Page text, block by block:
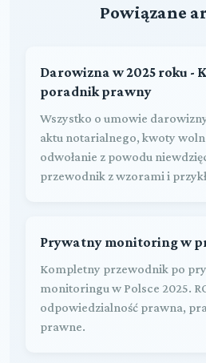
Powiązane
Darowizna w 2025 roku -
poradnik prawny
Wszystko o umowie
aktu notarialnego, kwoty
odwołanie z powodu
przewodnik z wzorami i
Prywatny monitoring w
Kompletny przewodnik po
monitoringu w Polsce 2025.
odpowiedzialność prawna,
prawne.